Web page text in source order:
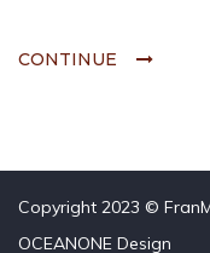
CONTINUE
Copyright 2023 ©
OCEANONE Design